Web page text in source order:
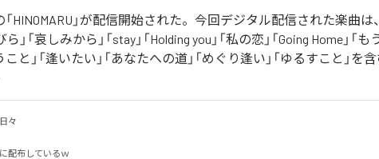
HINOMARU」が配信開始された。今回デジタル配信された楽曲は
ら」「哀しみから」「stay」「Holding you」「私の恋」「Going Home」「も
と」「逢いたい」「あなたへの道」「めぐり逢い」「ゆるすこと」を
々
配布しているｗ